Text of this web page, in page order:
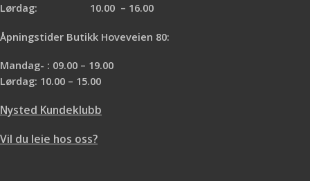
Lørdag: 10.00 – 16.00
Åpningstider Butikk Hoveveien 80:
Mandag- : 09.00 – 19.00
Lørdag: 10.00 – 15.00
Nysted Kundeklubb
Vil du leie hos oss?